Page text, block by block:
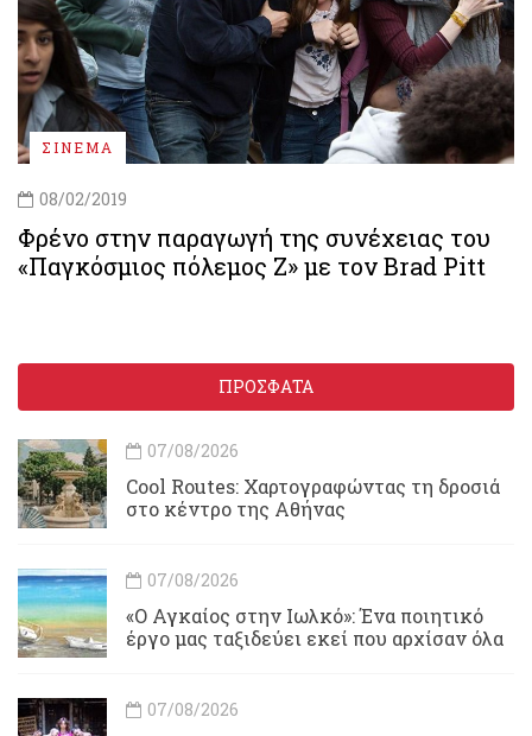
ΣΙΝΕΜΑ
08/02/2019
Φρένο στην παραγωγή της συνέχειας του
«Παγκόσμιος πόλεμος Ζ» με τον Brad Pitt
ΠΡΟΣΦΑΤΑ
07/08/2026
Cool Routes: Χαρτογραφώντας τη δροσιά
στο κέντρο της Αθήνας
07/08/2026
«Ο Αγκαίος στην Ιωλκό»: Ένα ποιητικό
έργο μας ταξιδεύει εκεί που αρχίσαν όλα
07/08/2026